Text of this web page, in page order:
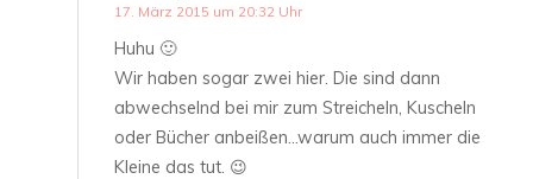
17. März 2015 um 20:32 Uhr
Huhu 🙂
Wir haben sogar zwei hier. Die sind dann
abwechselnd bei mir zum Streicheln, Kuscheln
oder Bücher anbeißen…warum auch immer die
Kleine das tut. 😉